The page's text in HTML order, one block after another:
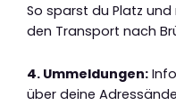
So sparst du Platz
den Transport nach
4. Ummeldungen:
über deine